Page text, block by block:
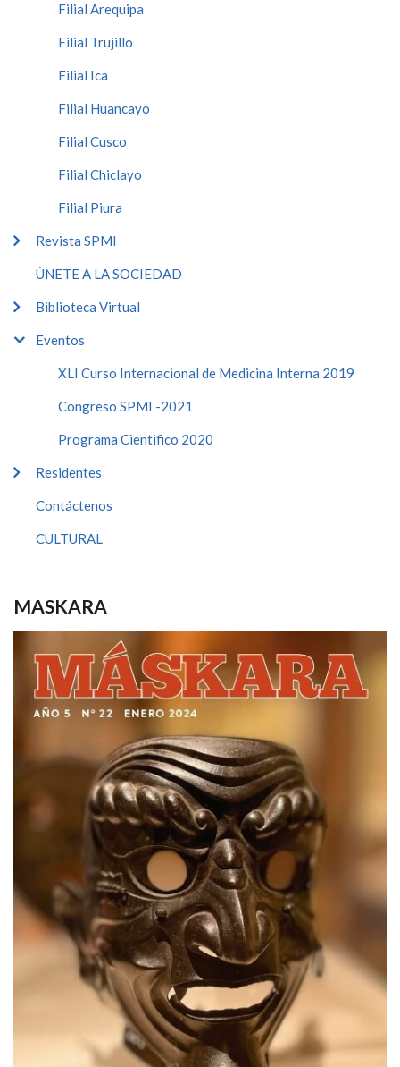
Filial Arequipa
Filial Trujillo
Filial Ica
Filial Huancayo
Filial Cusco
Filial Chiclayo
Filial Piura
Revista SPMI
ÚNETE A LA SOCIEDAD
Biblioteca Virtual
Eventos
XLI Curso Internacional de Medicina Interna 2019
Congreso SPMI -2021
Programa Cientifico 2020
Residentes
Contáctenos
CULTURAL
MASKARA